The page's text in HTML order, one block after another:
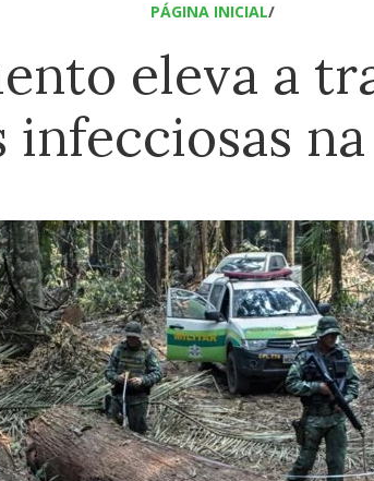
PÁGINA INICIAL/
eleva a
infecciosas